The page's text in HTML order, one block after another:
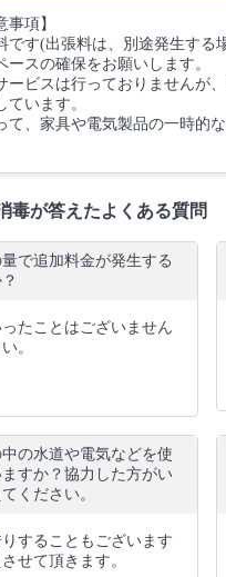
事項】
です(出張料は、別途発生する
ースの確保をお願いします。
ービスは行っておりませんが
います。
て、家具や電気製品の一時的
毒が答えたよくある質問
で追加料金が発生する
たことはございません
。
の水道や電気などを使
すか？協力した方がい
ください。
することもございます
せて頂きます。